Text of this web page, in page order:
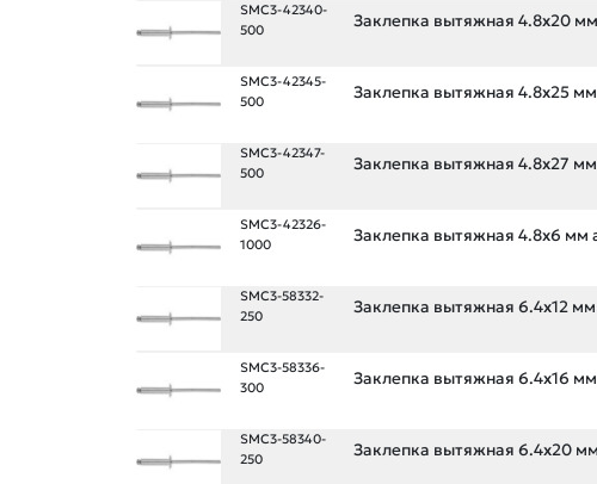
SMC3-42340-
500
Заклепка вытяжная 4.8х20
SMC3-42345-
500
Заклепка вытяжная 4.8х25
SMC3-42347-
500
Заклепка вытяжная 4.8х27
SMC3-42326-
1000
Заклепка вытяжная 4.8х6 мм
SMC3-58332-
250
Заклепка вытяжная 6.4х12
SMC3-58336-
300
Заклепка вытяжная 6.4х16
SMC3-58340-
250
Заклепка вытяжная 6.4х20